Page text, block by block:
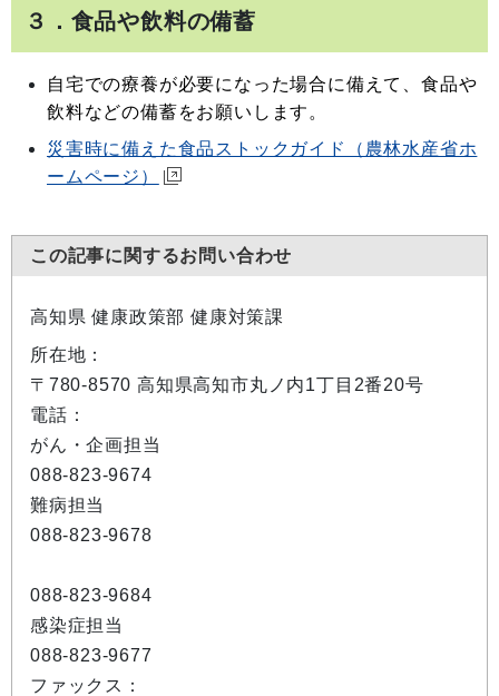
３．食品や飲料の備蓄
自宅での療養が必要になった場合に備えて
、食品や
飲料などの備蓄をお願いします。
災害時に備えた食品ストックガイド（農林水産省ホ
ームページ）
この記事に関するお問い合わせ
高知県 健康政策部 健康対策課
所在地：
〒780-8570 高知県高知市丸ノ内1丁目2番20号
電話：
がん・企画担当
088-823-9674
難病担当
088-823-9678
088-823-9684
感染症担当
088-823-9677
ファックス：